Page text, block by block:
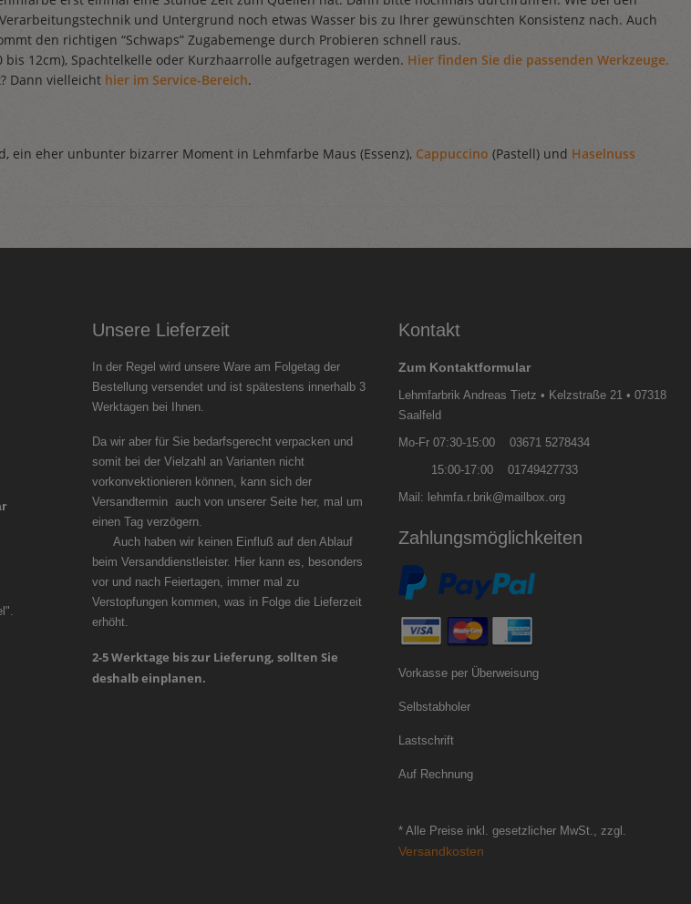
und Untergrund noch etwas Wasser bis zu Ihrer gewünschten Konsistenz nach. Auch
den richtigen “Schwaps” Zugabemenge durch Probieren schnell raus.
12cm), Spachtelkelle oder Kurzhaarrolle aufgetragen werden. Hier finden Sie die passenden Werkzeuge.
Dann vielleicht hier im Service-Bereich.
ein eher unbunter bizarrer Moment in Lehmfarbe Maus (Essenz), Cappuccino (Pastell) und Haselnuss
Unsere Lieferzeit
In der Regel wird unsere Ware am Folgetag der
Bestellung versendet und ist spätestens innerhalb 3
Werktagen bei Ihnen.
Da wir aber für Sie bedarfsgerecht verpacken und
somit bei der Vielzahl an Varianten nicht
vorkonvektionieren können, kann sich der
Versandtermin auch von unserer Seite her, mal um
einen Tag verzögern.
Auch haben wir keinen Einfluß auf den Ablauf
beim Versanddienstleister. Hier kann es, besonders
vor und nach Feiertagen, immer mal zu
Verstopfungen kommen, was in Folge die Lieferzeit
erhöht.
2-5 Werktage bis zur Lieferung, sollten Sie
deshalb einplanen.
Kontakt
Zum Kontaktformular
Lehmfarbrik Andreas Tietz • Kelzstraße 21 • 07318
Saalfeld
Mo-Fr 07:30-15:00 03671 5278434
15:00-17:00 01749427733
Mail: lehmfa.r.brik@mailbox.org
Zahlungsmöglichkeiten
Vorkasse per Überweisung
Selbstabholer
Lastschrift
Auf Rechnung
* Alle Preise inkl. gesetzlicher MwSt., zzgl.
Versandkosten